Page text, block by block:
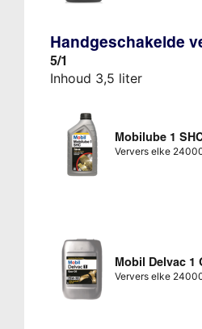
Handgeschakelde
5/1
Inhoud 3,5 liter
Mobilube 1
Ververs elke
Mobil Delvac 1
Ververs elke